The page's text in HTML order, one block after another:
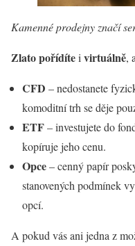
Kamenné prodejny značí
Zlato pořídíteivirtuálně,
CFD – nedostanete
komoditní trh se děje
ETF– investujete do
kopíruje jeho cenu.
Opce– cenný papír
stanovených podmínek
opcí.
A pokud vás ani jedna z